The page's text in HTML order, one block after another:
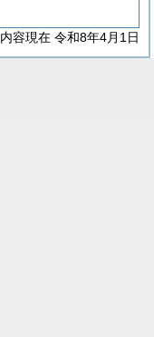
内容現在 令和8年4月1日